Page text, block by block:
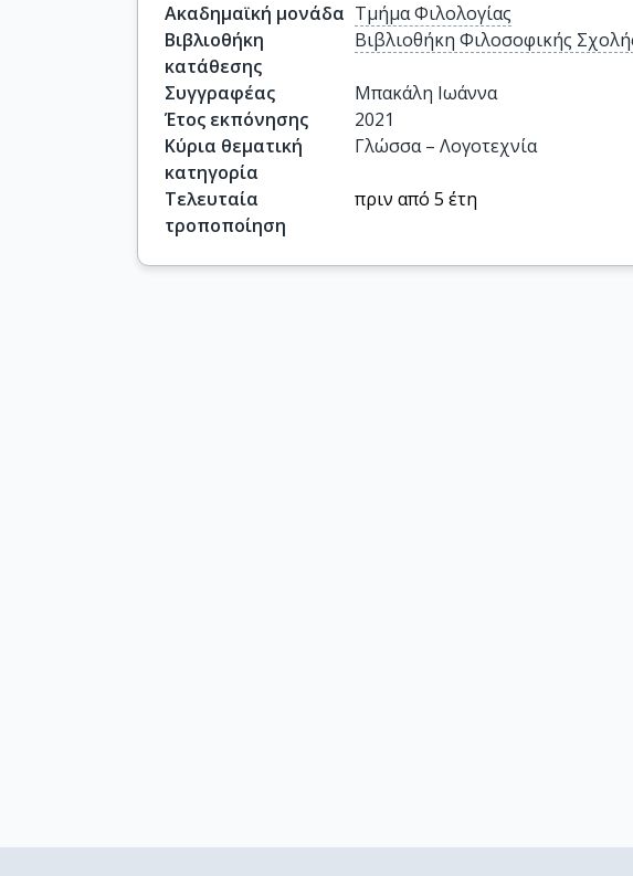
Ακαδημαϊκή μονάδα Τμήμα Φιλολογίας
Βιβλιοθήκη
κατάθεσης
Βιβλιοθήκη Φιλοσοφικής
Συγγραφέας
Μπακάλη Ιωάννα
Έτος εκπόνησης
2021
Κύρια θεματική
κατηγορία
Γλώσσα – Λογοτεχνία
Τελευταία
τροποποίηση
πριν από 5 έτη